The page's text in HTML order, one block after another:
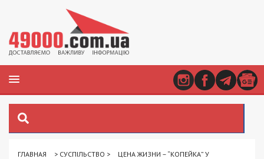
ГЛАВНАЯ > СУСПІЛЬСТВО >
ЦЕНА ЖИЗНИ – “КОПЕЙКА” У